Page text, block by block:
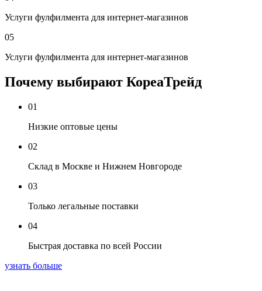
Услуги фулфилмента для интернет-магазинов
05
Услуги фулфилмента для интернет-магазинов
Почему выбирают КореаТрейд
01
Низкие оптовые цены
02
Склад в Москве и Нижнем Новгороде
03
Только легальные поставки
04
Быстрая доставка по всей России
узнать больше